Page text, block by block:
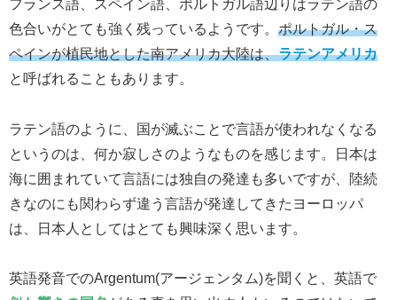
フランス語、スペイン語、ポルトガル語辺りはラテン語の
色合いがとても強く残っているようです。 ポルトガル・ス
ペインが植民地とした南アメリカ大陸は、ラテンアメリカ
と呼ばれることもあります。
ラテン語のように、国が滅ぶことで言語が使われなくなる
というのは、何か寂しさのようなものを感じます。日本は
海に囲まれていて言語には独自の発達も多いですが、陸続
きなのにも関わらず違う言語が発達してきたヨーロッパ
は、日本人としてはとても興味深く思います。
英語発音でのArgentum(アージェンタム)を聞くと、英語で